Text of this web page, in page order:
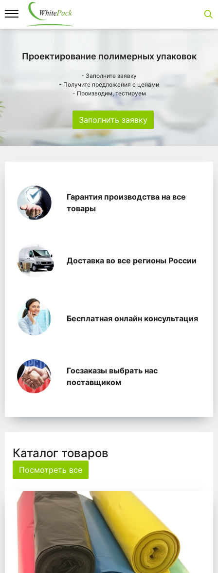
Проектирование полимерных упаковок
- Заполните заявку
- Получите предложения с ценами
- Производим, тестируем
Заполнить заявку
WhitePackГарантия производства на все
товары
Доставка во все регионы России
Бесплатная онлайн консультация
Госзаказы выбрать нас
поставщиком
Каталог товаров
Посмотреть все